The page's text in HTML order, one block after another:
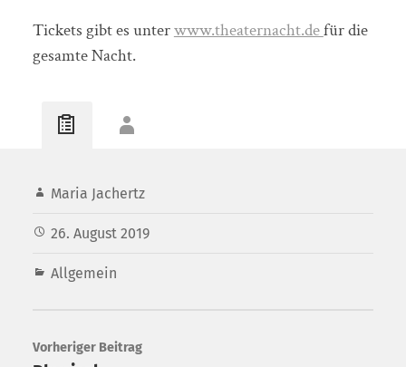
Tickets gibt es unterwww.theaternacht.defür die
gesamte Nacht.
Maria Jachertz
26. August 2019
Allgemein
Vorheriger Beitrag